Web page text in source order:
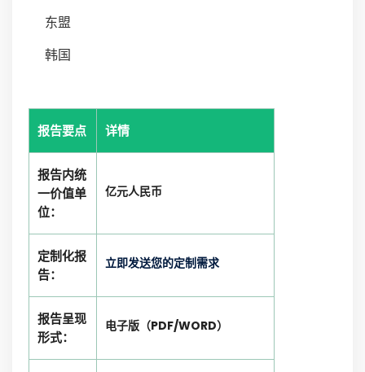
东盟
韩国
报告要点 详情
报告内统
一价值单
位：
亿元人民币
定制化报
告：
立即发送您的定制需求
报告呈现
形式：
电子版（PDF/WORD）